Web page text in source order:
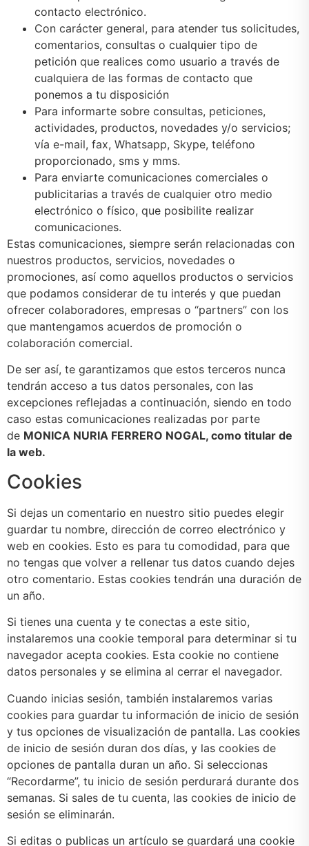
contacto electrónico.
Con carácter general, para atender tus solicitudes,
comentarios, consultas o cualquier tipo de
petición que realices como usuario a través de
cualquiera de las formas de contacto que
ponemos a tu disposición
Para informarte sobre consultas, peticiones,
actividades, productos, novedades y/o servicios;
vía e-mail, fax, Whatsapp, Skype, teléfono
proporcionado, sms y mms.
Para enviarte comunicaciones comerciales o
publicitarias a través de cualquier otro medio
electrónico o físico, que posibilite realizar
comunicaciones.
Estas comunicaciones, siempre serán relacionadas con
nuestros productos, servicios, novedades o
promociones, así como aquellos productos o servicios
que podamos considerar de tu interés y que puedan
ofrecer colaboradores, empresas o “partners” con los
que mantengamos acuerdos de promoción o
colaboración comercial.
De ser así, te garantizamos que estos terceros nunca
tendrán acceso a tus datos personales, con las
excepciones reflejadas a continuación, siendo en todo
caso estas comunicaciones realizadas por parte
de MONICA NURIA FERRERO NOGAL, como titular de
la web.
Cookies
Si dejas un comentario en nuestro sitio puedes elegir
guardar tu nombre, dirección de correo electrónico y
web en cookies. Esto es para tu comodidad, para que
no tengas que volver a rellenar tus datos cuando dejes
otro comentario. Estas cookies tendrán una duración de
un año.
Si tienes una cuenta y te conectas a este sitio,
instalaremos una cookie temporal para determinar si tu
navegador acepta cookies. Esta cookie no contiene
datos personales y se elimina al cerrar el navegador.
Cuando inicias sesión, también instalaremos varias
cookies para guardar tu información de inicio de sesión
y tus opciones de visualización de pantalla. Las cookies
de inicio de sesión duran dos días, y las cookies de
opciones de pantalla duran un año. Si seleccionas
“Recordarme”, tu inicio de sesión perdurará durante dos
semanas. Si sales de tu cuenta, las cookies de inicio de
sesión se eliminarán.
Si editas o publicas un artículo se guardará una cookie